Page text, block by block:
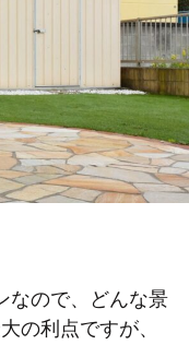
なので、どんな景
の利点ですが、